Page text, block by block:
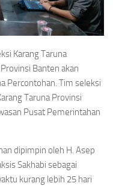
Karang Taruna
Banten akan
Percontohan. Tim seleksi
Taruna Provinsi
Pusat Pemerintahan
dipimpin oleh H. Asep
Sakhabi sebagai
kurang lebih 25 hari